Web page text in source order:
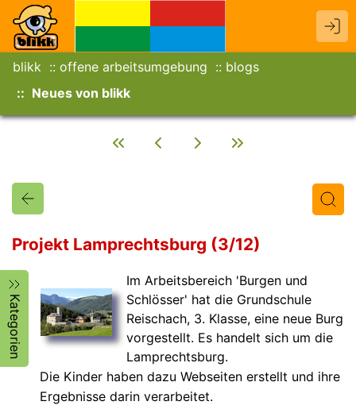
blikk offene arbeitsumgebung
blogs
Neues von blikk
Autor/in
Projekt Lamprechtsburg (3/12)
Kategorien
Im Arbeitsbereich 'Burgen und
Schlösser' hat die Grundschule
Reischach, 3. Klasse, eine neue Burg
vorgestellt. Es handelt sich um die
Lamprechtsburg.
Die Kinder haben dazu Webseiten erstellt und ihre
Ergebnisse darin verarbeitet.